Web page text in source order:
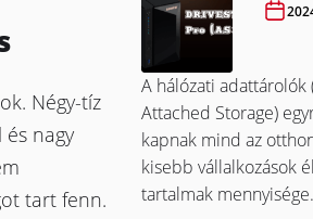
Négy-tíz
nagy
tart fenn.
A hálózati adattárolók
Attached Storage)
kapnak mind az
kisebb vállalkozások
tartalmak